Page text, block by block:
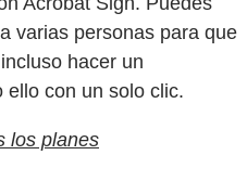
varias personas para que
hacer un
con un solo clic.
los planes